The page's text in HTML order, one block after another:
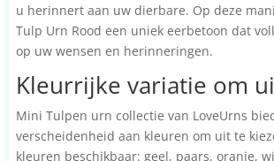
u herinnert aan uw dierbare. Op deze
Tulp Urn Rood een uniek eerbetoon dat
op uw wensen en herinneringen.
Kleurrijke variatie om
Mini Tulpen urn collectie van LoveUrns
verscheidenheid aan kleuren om uit te
kleuren beschikbaar: geel, paars, oranje,